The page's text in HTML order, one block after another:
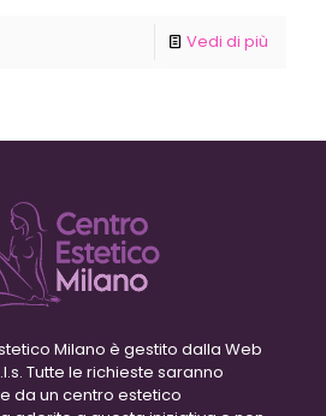
Vedi di più
Milano è gestito dalla Web
Tutte le richieste saranno
da un centro estetico